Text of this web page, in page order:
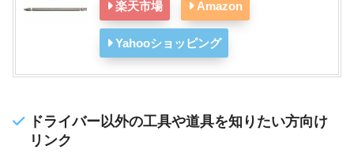
楽天市場 Amazon
Yahooショッピング
ドライバー以外の工具や道具を知りたい方向け
リンク